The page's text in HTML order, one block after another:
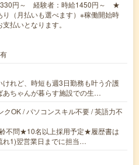
円～ 経験者：時給1450円～ ★
り（月払いも選べます）※稼働開始時
払いとなります。
けれど、時短も週3日勤務も叶う介護
あちゃんが暮らす施設での生…
クOK / パソコンスキル不要 / 英語力不
不問★10名以上採用予定★履歴書は
1)翌営業日までに担当…